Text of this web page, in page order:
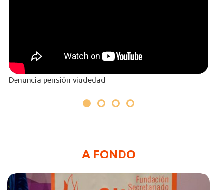
Denuncia pensión viudedad
A FONDO